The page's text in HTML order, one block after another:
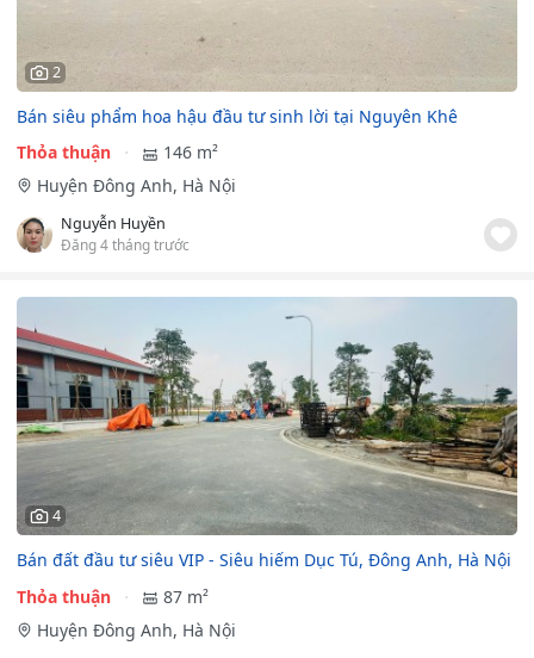
2
Bán siêu phẩm hoa hậu đầu tư sinh lời tại Nguyên Khê
Thỏa thuận
146 m²
Huyện Đông Anh, Hà Nội
Nguyễn Huyền
Đăng 4 tháng trước
4
Bán đất đầu tư siêu VIP - Siêu hiếm Dục Tú, Đông Anh, Hà Nội
Thỏa thuận
87 m²
Huyện Đông Anh, Hà Nội